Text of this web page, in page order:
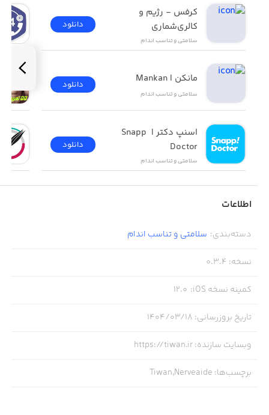
• افزایش جریان خون و جلوگیری از سرد شدن پا
• بازگشت استقلال و بهبود کیفیت زندگی بیمار
کالری‌شماری
سلامتی و تناسب اندام
دانلود
مانکن |‌ Mankan
سلامتی و تناسب اندام
دانلود
اسنپ دکتر | Snapp
Doctor
سلامتی و تناسب اندام
دانلود
اطلاعات
دسته‌بندی: سلامتی و تناسب اندام
نسخه:
0.3.4
کمینه نسخه iOS :
12.0
تاریخ بروزرسانی: ۱۴۰۴/۰۳/۱۸
وبسایت سازنده:
https://tiwan.ir
برچسب‌ها:
Tiwan,Nerveaide